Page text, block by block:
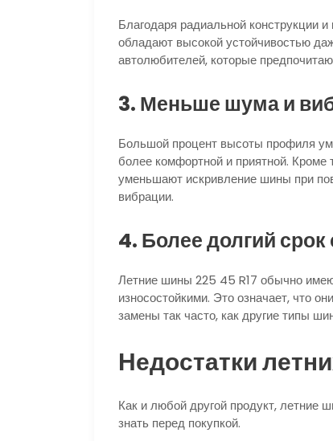
Благодаря радиальной конструкции
обладают высокой устойчивостью
автолюбителей, которые
3. Меньше шума и
Большой процент высоты профиля
более комфортной и приятной.
уменьшают искривление шины при
вибрации.
4. Более долгий
Летние шины 225 45 R17 обычно
износостойкими. Это означает, что
замены так часто, как другие типы
Недостатки
Как и любой другой продукт, летние
знать перед покупкой.